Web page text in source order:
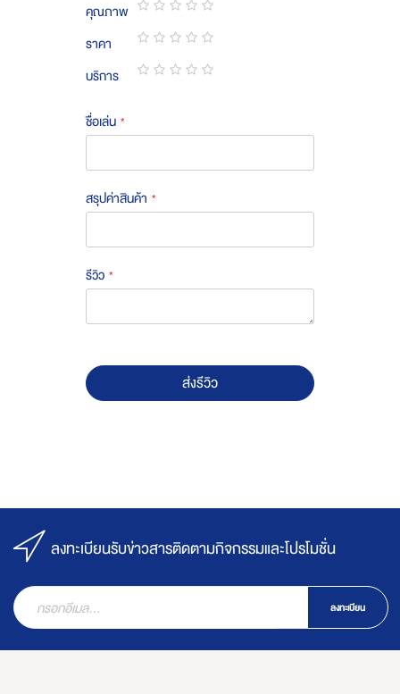
คุณภาพ
1
star
2
stars
3
stars
4
stars
5
stars
ราคา
1
star
2
stars
3
stars
4
stars
5
stars
บริการ
ชื่อเล่น
สรุปค่าสินค้า
รีวิว
ส่งรีวิว
ลงทะเบียนรับข่าวสารติดตามกิจกรรมและโปรโมชั่น
ลงทะเบียน